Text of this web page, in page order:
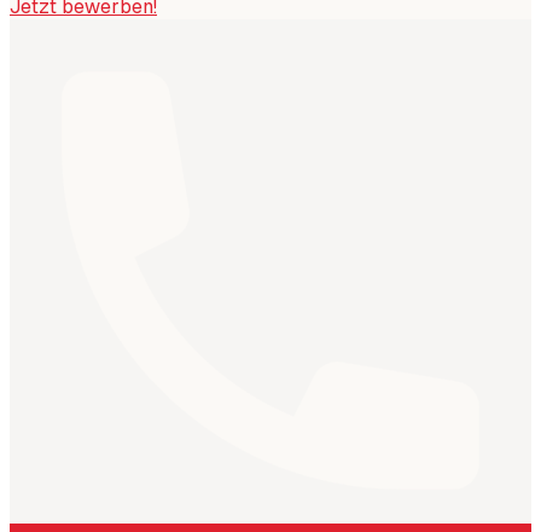
Jetzt bewerben!